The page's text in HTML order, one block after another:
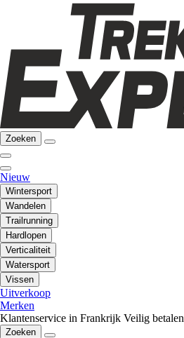
Zoeken
Nieuw
Wintersport
Wandelen
Trailrunning
Hardlopen
Verticaliteit
Watersport
Vissen
Uitverkoop
Merken
Klantenservice in Frankrijk Veilig betalen
Zoeken